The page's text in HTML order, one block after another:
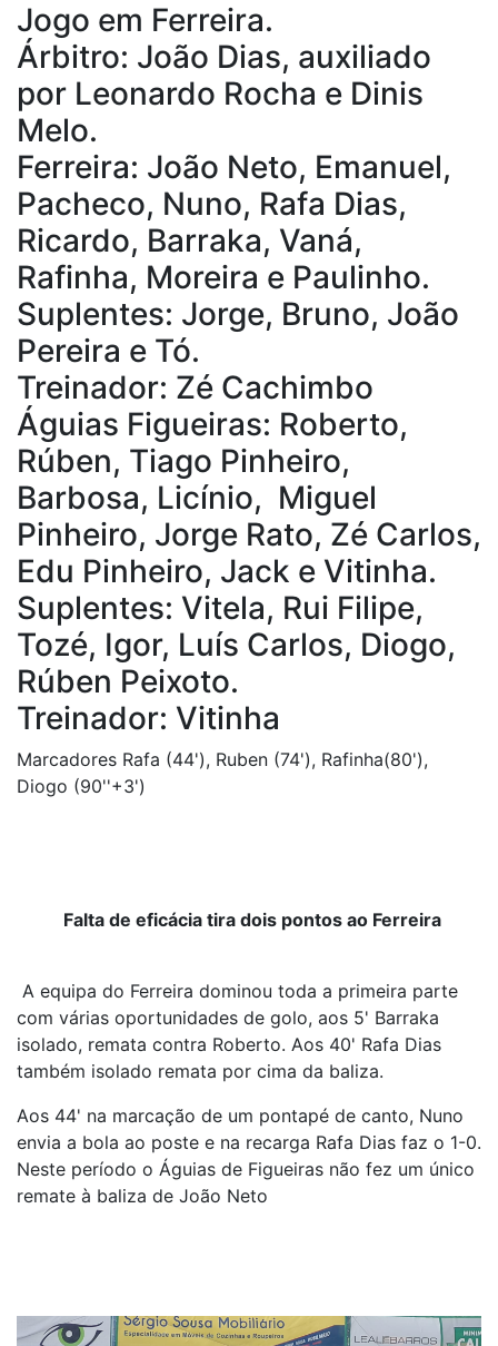
Jogo em Ferreira.
Árbitro: João Dias, auxiliado
por Leonardo Rocha e Dinis
Melo.
Ferreira: João Neto, Emanuel,
Pacheco, Nuno, Rafa Dias,
Ricardo, Barraka, Vaná,
Rafinha, Moreira e Paulinho.
Suplentes: Jorge, Bruno, João
Pereira e Tó.
Treinador: Zé Cachimbo
Águias Figueiras: Roberto,
Rúben, Tiago Pinheiro,
Barbosa, Licínio, Miguel
Pinheiro, Jorge Rato, Zé Carlos,
Edu Pinheiro, Jack e Vitinha.
Suplentes: Vitela, Rui Filipe,
Tozé, Igor, Luís Carlos, Diogo,
Rúben Peixoto.
Treinador: Vitinha
Marcadores Rafa (44'), Ruben (74'), Rafinha(80'),
Diogo (90''+3')
Falta de eficácia tira dois pontos ao Ferreira
A equipa do Ferreira dominou toda a primeira parte
com várias oportunidades de golo, aos 5' Barraka
isolado, remata contra Roberto. Aos 40' Rafa Dias
também isolado remata por cima da baliza.
Aos 44' na marcação de um pontapé de canto, Nuno
envia a bola ao poste e na recarga Rafa Dias faz o 1-0.
Neste período o Águias de Figueiras não fez um único
remate à baliza de João Neto